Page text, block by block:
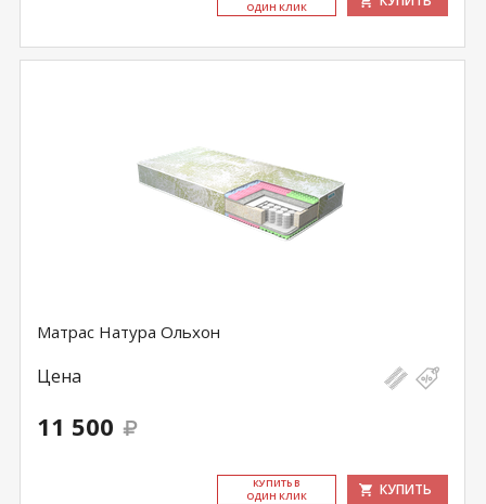
ОДИН КЛИК
Матрас Натура Ольхон
Цена
11 500
КУ­ПИТЬ В
ОДИН КЛИК
КУПИТЬ